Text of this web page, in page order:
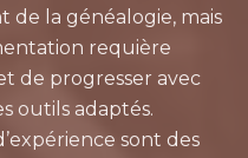
la généalogie, mais
requière
de progresser avec
outils adaptés.
sont des